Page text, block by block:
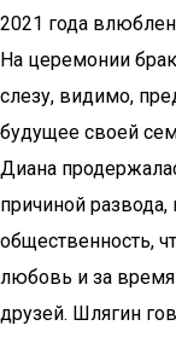
2021 года
На церемонии
слезу, видимо,
будущее своей
Диана
причиной
общественность,
любовь и за время
друзей. Шлягин